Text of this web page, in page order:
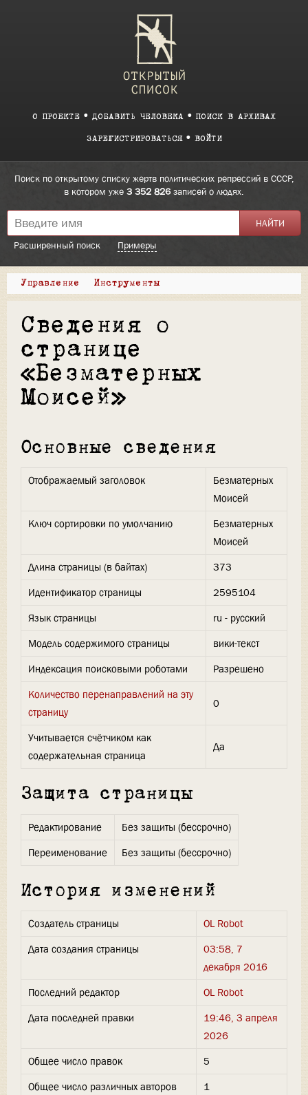
О ПРОЕКТЕ ДОБАВИТЬ ЧЕЛОВЕКА ПОИСК В АРХИВАХ
ЗАРЕГИСТРИРОВАТЬСЯ ВОЙТИ
Поиск по открытому списку жертв политических репрессий в СССР,
в котором уже 3 352 826записей о людях.
Расширенный поиск Примеры
Управление Инструменты
Сведения о
странице
«Безматерных
Моисей»
Основные сведения
Отображаемый заголовок
Безматерных
Моисей
Ключ сортировки по умолчанию
Безматерных
Моисей
Длина страницы (в байтах)
373
Идентификатор страницы
2595104
Язык страницы
ru - русский
Модель содержимого страницы
вики-текст
Индексация поисковыми роботами
Разрешено
Количество перенаправлений на эту
страницу
0
Учитывается счётчиком как
содержательная страница
Да
Защита страницы
Редактирование
Без защиты (бессрочно)
Переименование
Без защиты (бессрочно)
История изменений
Создатель страницы
OL Robot
Дата создания страницы
03:58, 7
декабря 2016
Последний редактор
OL Robot
Дата последней правки
19:46, 3 апреля
2026
Общее число правок
5
Общее число различных авторов
1